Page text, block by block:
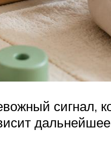
сигнал,